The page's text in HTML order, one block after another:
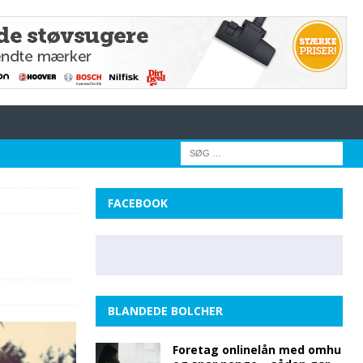
FACEBOOK
BLANDEDE BOLCHER
Foretag onlinelån med omhu